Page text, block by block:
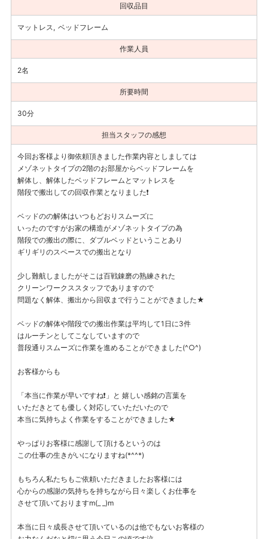
回収品目
マットレス ベッドフレーム
作業人員
2名
所要時間
30分
担当スタッフの感想
今回お客様より御依頼頂きました作業内容としましては
メゾネットタイプの2階のお部屋からベッドフレームを
解体し、解体したベッドフレームとマットレスを
階段で搬出しての回収作業となりました❗
ベッドのの解体はいつもどおりスムーズに
いったのですがお家の構造がメゾネットタイプの為
階段での搬出の際に、ダブルベッドということあり
ギリギリのスペースでの搬出となり
少し難航しましたがそこは百戦錬磨の熟練された
クリーンワークススタッフでありますので
問題なく解体、搬出から回収まで行うことができました★
ベッドの解体や階段での搬出作業は平均して1日に3件
はルーチンとしてこなしていますので
普段通りスムーズに作業を進めることができました(^○^)
お客様からも
「本当に作業が早いですね❗」と 嬉しい感銘の言葉を
いただきとても優しく対応していただいたので
本当に気持ちよく作業をすることができました★
やっぱりお客様に感謝して頂けるというのは
この仕事の生きがいになりますね(*^^*)
もちろん私たちもご依頼いただきましたお客様には
心からの感謝の気持ちを持ちながら日々楽しくお仕事を
させて頂いておりますm(_ _)m
本当に日々成長させて頂いているのは他でもないお客様の